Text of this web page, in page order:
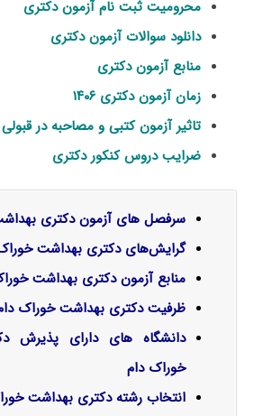
محرومیت ثبت نام آزمون دکتری
دانلود سوالات آزمون دکتری
منابع آزمون دکتری
زمان آزمون دکتری ۱۴۰۶
تاثیر آزمون کتبی و مصاحبه در
ضرایب دروس کنکور دکتری
سرفصل‌ های آزمون دکتری
گرایش‌های دکتری بهداشت
منابع آزمون دکتری بهداشت
ظرفیت دکتری بهداشت خوراک
دانشگاه های دارای پذیرش
خوراک دام
انتخاب رشته دکتری بهداشت